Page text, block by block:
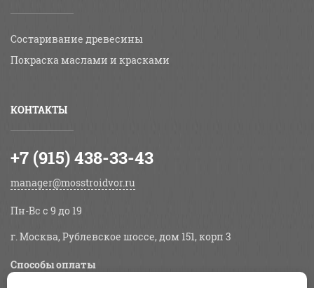
Состаривание древесины
Покраска маслами и красками
КОНТАКТЫ
+7 (915) 438-33-43
manager@mosstroidvor.ru
Пн-Вс c 9 до 19
г. Москва, Рублевское шоссе, дом 151, корп 3
Способы оплаты